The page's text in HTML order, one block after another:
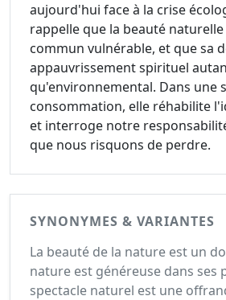
aujourd'hui face à la crise
rappelle que la beauté
commun vulnérable, et que sa
appauvrissement spirituel
qu'environnemental. Dans une
consommation, elle réhabilite
et interroge notre
que nous risquons de perdre.
SYNONYMES & VARIANTES
La beauté de la nature est un
nature est généreuse dans ses
spectacle naturel est une